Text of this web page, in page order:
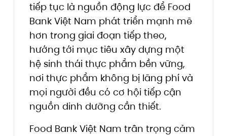
tiếp tục là nguồn động lực để Food
Bank Việt Nam phát triển mạnh mẽ
hơn trong giai đoạn tiếp theo,
hướng tới mục tiêu xây dựng một
hệ sinh thái thực phẩm bền vững,
nơi thực phẩm không bị lãng phí và
mọi người đều có cơ hội tiếp cận
nguồn dinh dưỡng cần thiết.
Food Bank Việt Nam trân trọng cảm